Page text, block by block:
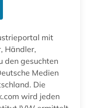
mit
Händler,
den gesuchten
Die
wird jeden